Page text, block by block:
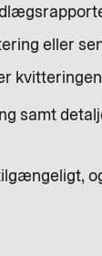
eller
kvitteringen
samt